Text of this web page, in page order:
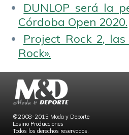
DUNLOP será la
Córdoba Open 2020.
Project Rock 2,
Rock».
©2008-2015 Moda y Deporte
Losino Producciones
Todos los derechos reservados.